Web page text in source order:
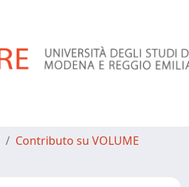
Contributo su VOLUME